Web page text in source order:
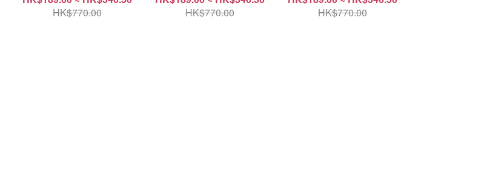
HK$770.00
HK$770.00
HK$770.00